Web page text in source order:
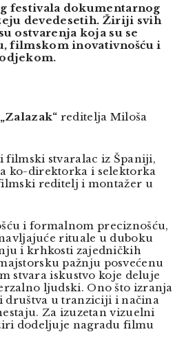
festivala dokumentarnog
devedesetih. Žiriji svih
ostvarenja koja su se
filmskom inovativnošću i
„Zalazak“ reditelja Miloša
filmski stvaralac iz Španiji,
ko-direktorka i selektorka
reditelj i montažer u
i formalnom preciznošću,
rituale u duboku
i krhkosti zajedničkih
pažnju posvećenu
stvara iskustvo koje deluje
ljudski. Ono što izranja
društva u tranziciji i načina
Za izuzetan vizuelni
dodeljuje nagradu filmu